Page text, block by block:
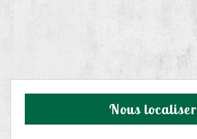
Nous localiser